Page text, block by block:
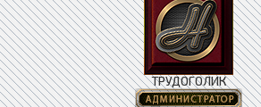
ТРУДОГОЛИК